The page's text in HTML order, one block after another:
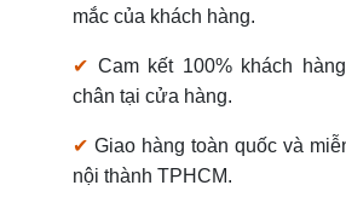
mắc của khách hàng.
✔ Cam kết 100% khách
chân tại cửa hàng.
✔ Giao hàng toàn quốc và
nội thành TPHCM.